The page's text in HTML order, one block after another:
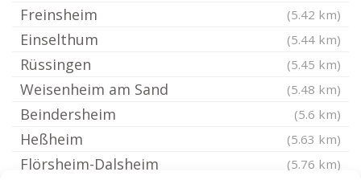
Freinsheim (5.42 km)
Einselthum (5.44 km)
Rüssingen (5.45 km)
Weisenheim am Sand (5.48 km)
Beindersheim (5.6 km)
Heßheim (5.63 km)
Flörsheim-Dalsheim (5.76 km)